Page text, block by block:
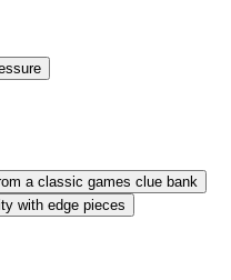
a classic games clue bank
with edge pieces